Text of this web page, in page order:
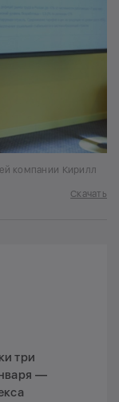
компании Кирилл
Скачать
три
—